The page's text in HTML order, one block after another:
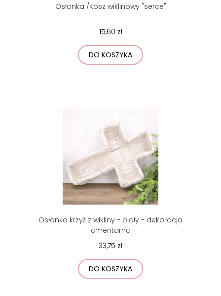
Osłonka /Kosz wiklinowy "serce"
15,60 zł
DO KOSZYKA
Osłonka krzyż z wikliny - biały - dekoracja
cmentarna
33,75 zł
DO KOSZYKA